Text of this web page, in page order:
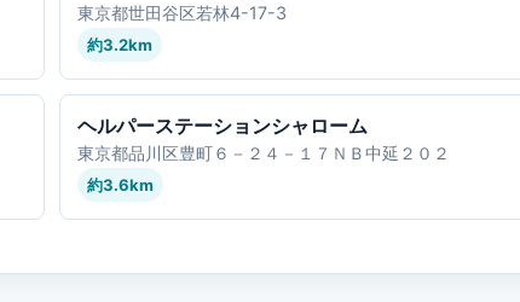
東京都世田谷区若林4-17-3
約3.2km
ヘルパーステーションシャローム
東京都品川区豊町６－２４－１７ＮＢ中延２０２
約3.6km